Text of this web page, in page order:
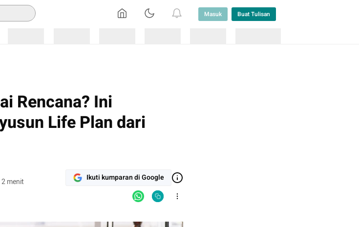
Masuk Buat Tulisan
Rencana? Ini
Life Plan dari
menit Ikuti kumparan di Google